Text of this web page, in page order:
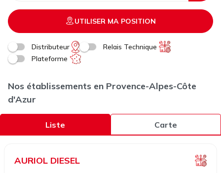
UTILISER MA POSITION
Distributeur
Relais Technique
Plateforme
Nos établissements en Provence-Alpes-Côte
d'Azur
Liste Carte
AURIOL DIESEL